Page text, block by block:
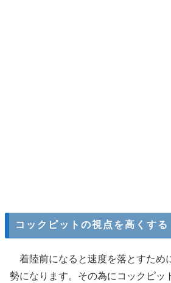
コックピットの視点を高くする
着陸前になると速度を落とすため
勢になります。その為にコックピッ